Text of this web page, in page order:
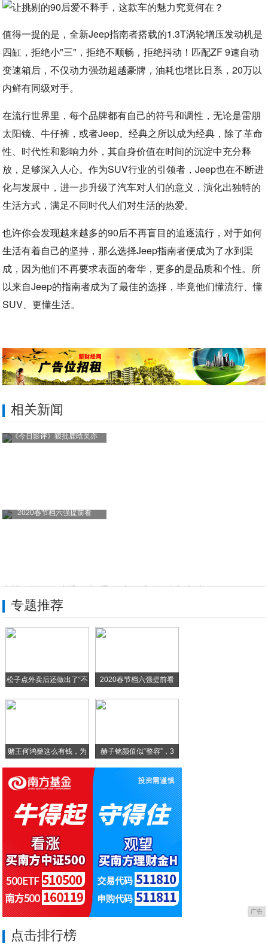
值得一提的是，全新Jeep指南者搭载的1.3T涡轮增压发动机是
四缸，拒绝小"三"，拒绝不顺畅，拒绝抖动！匹配ZF 9速自动
变速箱后，不仅动力强劲超越豪牌，油耗也堪比日系，20万以
内鲜有同级对手。
在流行世界里，每个品牌都有自己的符号和调性，无论是雷朋
太阳镜、牛仔裤，或者Jeep。经典之所以成为经典，除了革命
性、时代性和影响力外，其自身价值在时间的沉淀中充分释
放，足够深入人心。作为SUV行业的引领者，Jeep也在不断进
化与发展中，进一步升级了汽车对人们的意义，演化出独特的
生活方式，满足不同时代人们对生活的热爱。
也许你会发现越来越多的90后不再盲目的追逐流行，对于如何
生活有着自己的坚持，那么选择Jeep指南者便成为了水到渠
成，因为他们不再要求表面的奢华，更多的是品质和个性。所
以来自Jeep的指南者成为了最佳的选择，毕竟他们懂流行、懂
SUV、更懂生活。
相关新闻
《今日影评》狠批鹿晗吴亦
2020春节档六强提前看
从冠状肺炎疫情 透析微观大数据应用方向
风雨中有呷哺相伴，坚信有爱就会赢！
专题推荐
松子点外卖后还做出了“不 2020春节档六强提前看
赌王何鸿燊这么有钱，为
赫子铭颜值似“整容”，3
广告
点击排行榜